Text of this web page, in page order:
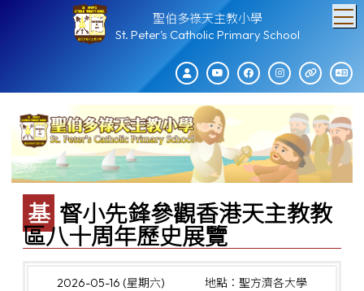
聖伯多祿天主教小學
St. Peter's Catholic Primary School
基督小先鋒參觀香港天主教教
區八十周年歷史展覽
2026-05-16 (星期六)
地點：聖方濟各大學